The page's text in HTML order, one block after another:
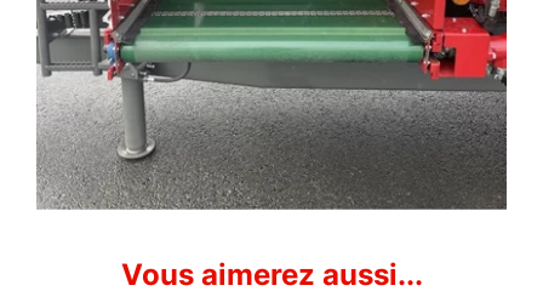
Vous aimerez aussi...